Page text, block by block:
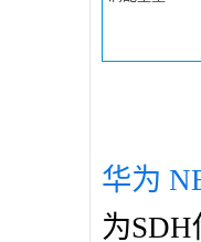
华为
为